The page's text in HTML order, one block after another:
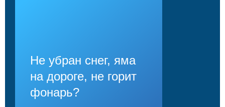
Не убран снег, яма
на дороге, не горит
фонарь?